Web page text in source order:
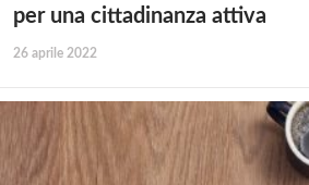
per una cittadinanza attiva
26 aprile 2022